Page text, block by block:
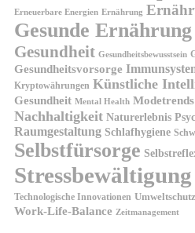
Erneuerbare Energien Ernährung
Gesunde Ernährung
Gesundheit Gesundheitsbewusstsein
Gesundheitsvorsorge
Kryptowährungen Künstliche
Gesundheit Mental Health Modetrends
Nachhaltigkeit Naturerlebnis
Raumgestaltung Schlafhygiene
Selbstfürsorge
Stressbewältigung
Technologische Innovationen Umweltschutz
Work-Life-Balance Zeitmanagement